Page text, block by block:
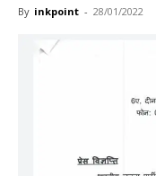
By inkpoint - 28/01/2022